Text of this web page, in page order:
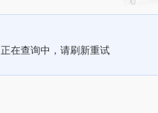
正在查询中，请刷新重试